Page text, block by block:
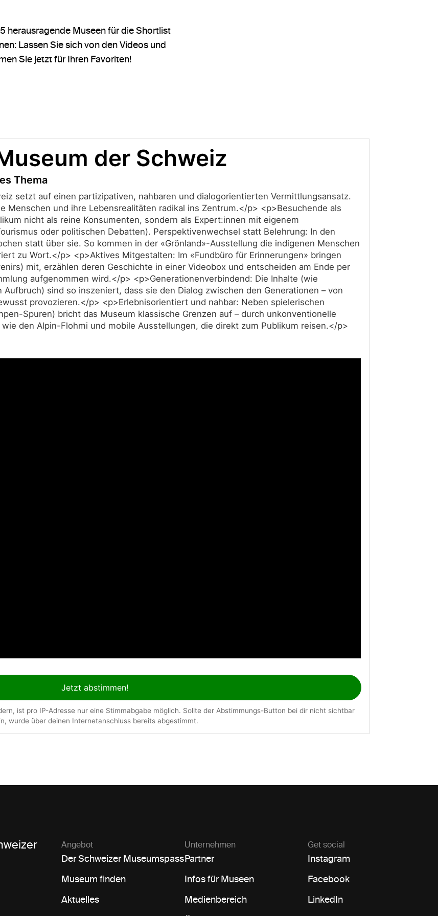
herausragende Museen für die Shortlist
Lassen Sie sich von den Videos und
Sie jetzt für Ihren Favoriten!
der Schweiz
Thema
setzt auf einen partizipativen, nahbaren und dialogorientierten Vermittlungsansatz.
Menschen und ihre Lebensrealitäten radikal ins Zentrum.</p> <p>Besuchende als
nicht als reine Konsumenten, sondern als Expert:innen mit eigenem
oder politischen Debatten). Perspektivenwechsel statt Belehrung: In den
statt über sie. So kommen in der «Grönland»-Ausstellung die indigenen Menschen
zu Wort.</p> <p>Aktives Mitgestalten: Im «Fundbüro für Erinnerungen» bringen
mit, erzählen deren Geschichte in einer Videobox und entscheiden am Ende per
aufgenommen wird.</p> <p>Generationenverbindend: Die Inhalte (wie
sind so inszeniert, dass sie den Dialog zwischen den Generationen – von
provozieren.</p> <p>Erlebnisorientiert und nahbar: Neben spielerischen
Spuren) bricht das Museum klassische Grenzen auf – durch unkonventionelle
den Alpin-Flohmi und mobile Ausstellungen, die direkt zum Publikum reisen.</p>
Jetzt abstimmen!
Angebot
Der Schweizer Museumspass
Museum finden
Aktuelles
Unternehmen​
Partner
Infos für Museen
Medienbereich
Get social​
Instagram
Facebook
LinkedIn